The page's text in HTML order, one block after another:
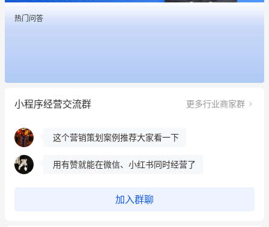
热门问答
小程序经营交流群 更多行业商家群
这个营销策划案例推荐大家看一下
昨晚的直播课程太好啦❤️
冰墩墩货源充足需要的联系我
这个营销策划案例推荐大家看一下
用有赞就能在微信、小红书同时经营了
加入群聊